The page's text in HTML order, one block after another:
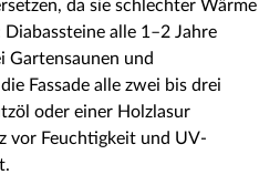
da sie schlechter Wärme
alle 1–2 Jahre
Gartensaunen und
Fassade alle zwei bis drei
oder einer Holzlasur
vor Feuchtigkeit und UV-